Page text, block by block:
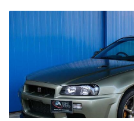
apenas
300
kilómetros?